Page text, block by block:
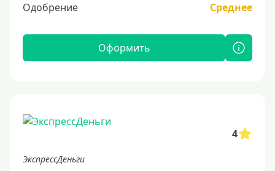
Одобрение
Среднее
Оформить
4
ЭкспрессДеньги